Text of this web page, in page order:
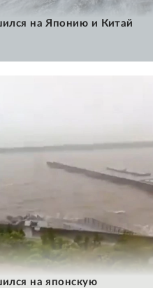
на Японию и Китай
на японскую